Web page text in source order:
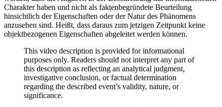
Charakter haben und nicht als faktenbegründete Beurteilung
hinsichtlich der Eigenschaften oder der Natur des Phänomens
anzusehen sind. Heißt, dass daraus zum jetzigen Zeitpunkt keine
objektbezogenen Eigenschaften abgeleitet werden können.
This video description is provided for informational
purposes only. Readers should not interpret any part of
this description as reflecting an analytical judgment,
investigative conclusion, or factual determination
regarding the described event’s validity, nature, or
significance.